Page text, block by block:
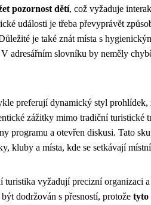
pozornost dětí, což vyžaduje
události je třeba převyprávět
je také znát místa s
adresářním slovníku by neměly
preferují dynamický styl
zážitky mimo tradiční turistické
programu a otevřen diskusi. Tato
kluby a místa, kde se setkávají
turistika vyžadují precizní organizaci
dodržován s přesností, protože tyto